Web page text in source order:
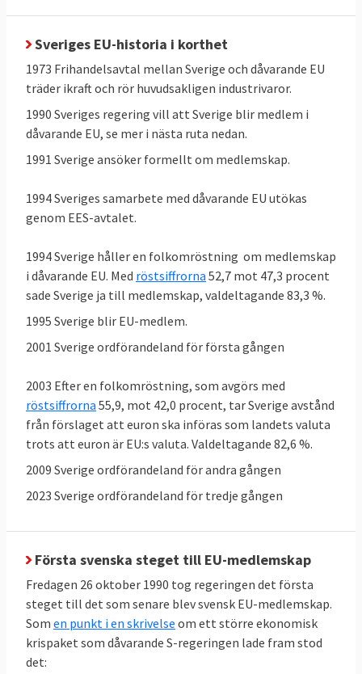
ministerrådet, men ibland har Sverige
problem att följa dem. EU-kommissionen
pekar i flera fall på att införandet av lagarna
i svensk rätt dröjt allt för länge, eller att de
införts på felaktigt sätt. Vid årsskiftet 31
Sveriges EU-historia i korthet
1973 Frihandelsavtal mellan Sverige och dåvarande EU
träder ikraft och rör huvudsakligen industrivaror.
1990 Sveriges regering vill att Sverige blir medlem i
dåvarande EU, se mer i nästa ruta nedan.
1991 Sverige ansöker formellt om medlemskap.
1994 Sveriges samarbete med dåvarande EU utökas
genom EES-avtalet.
1994 Sverige håller en folkomröstning om medlemskap
i dåvarande EU. Med röstsiffrorna 52,7 mot 47,3 procent
sade Sverige ja till medlemskap, valdeltagande 83,3 %.
1995 Sverige blir EU-medlem.
2001 Sverige ordförandeland för första gången
2003 Efter en folkomröstning, som avgörs med
röstsiffrorna 55,9, mot 42,0 procent, tar Sverige avstånd
från förslaget att euron ska införas som landets valuta
trots att euron är EU:s valuta. Valdeltagande 82,6 %.
2009 Sverige ordförandeland för andra gången
2023 Sverige ordförandeland för tredje gången
Första svenska steget till EU-medlemskap
Fredagen 26 oktober 1990 tog regeringen det första
steget till det som senare blev svensk EU-medlemskap.
Som en punkt i en skrivelse om ett större ekonomisk
krispaket som dåvarande S-regeringen lade fram stod
det: